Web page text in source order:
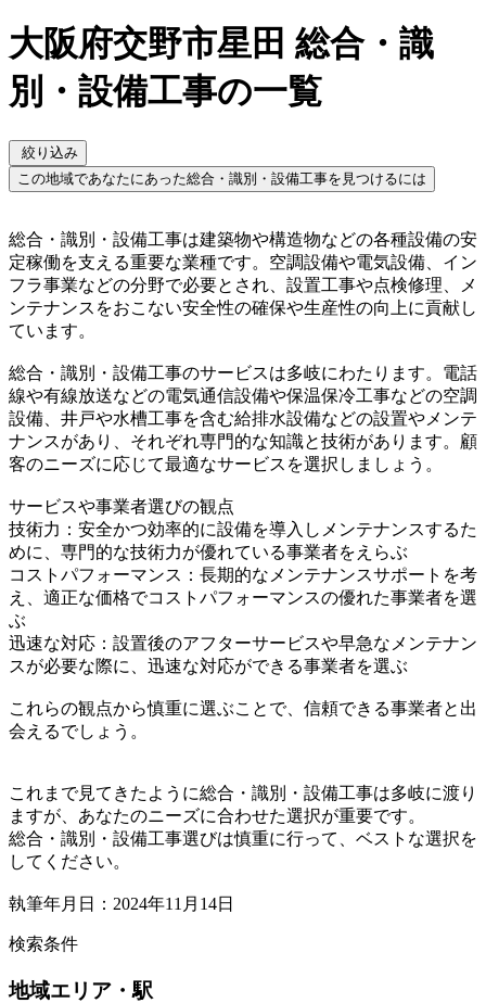
大阪府交野市星田 総合・識
別・設備工事の一覧
絞り込み
この地域であなたにあった総合・識別・設備工事を見つけるには
総合・識別・設備工事は建築物や構造物などの各種設備の安
定稼働を支える重要な業種です。空調設備や電気設備、イン
フラ事業などの分野で必要とされ、設置工事や点検修理、メ
ンテナンスをおこない安全性の確保や生産性の向上に貢献し
ています。
総合・識別・設備工事のサービスは多岐にわたります。電話
線や有線放送などの電気通信設備や保温保冷工事などの空調
設備、井戸や水槽工事を含む給排水設備などの設置やメンテ
ナンスがあり、それぞれ専門的な知識と技術があります。顧
客のニーズに応じて最適なサービスを選択しましょう。
サービスや事業者選びの観点
技術力：安全かつ効率的に設備を導入しメンテナンスするた
めに、専門的な技術力が優れている事業者をえらぶ
コストパフォーマンス：長期的なメンテナンスサポートを考
え、適正な価格でコストパフォーマンスの優れた事業者を選
ぶ
迅速な対応：設置後のアフターサービスや早急なメンテナン
スが必要な際に、迅速な対応ができる事業者を選ぶ
これらの観点から慎重に選ぶことで、信頼できる事業者と出
会えるでしょう。
これまで見てきたように総合・識別・設備工事は多岐に渡り
ますが、あなたのニーズに合わせた選択が重要です。
総合・識別・設備工事選びは慎重に行って、ベストな選択を
してください。
執筆年月日：2024年11月14日
検索条件
地域エリア・駅